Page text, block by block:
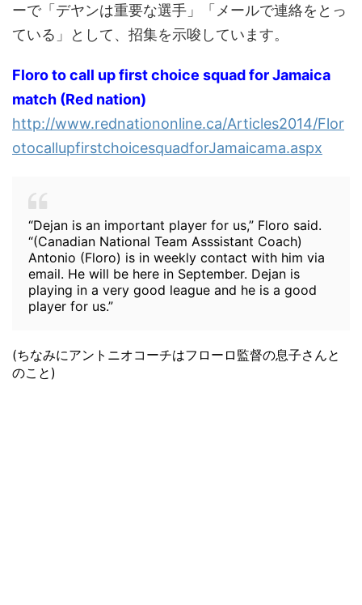
ーで「デヤンは重要な選手」「メールで連絡をとっ
ている」として、招集を示唆しています。
Floro to call up first choice squad for Jamaica
match (Red nation)
http://www.rednationonline.ca/Articles2014/Flor
otocallupfirstchoicesquadforJamaicama.aspx
“Dejan is an important player for us,” Floro said.
“(Canadian National Team Asssistant Coach)
Antonio (Floro) is in weekly contact with him via
email. He will be here in September. Dejan is
playing in a very good league and he is a good
player for us.”
(ちなみにアントニオコーチはフローロ監督の息子さんと
のこと)